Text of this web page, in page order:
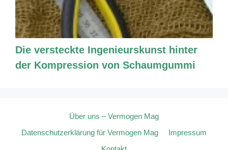
Die versteckte Ingenieurskunst hinter
der Kompression von Schaumgummi
Über uns – Vermogen Mag
Datenschutzerklärung für Vermogen Mag
Impressum